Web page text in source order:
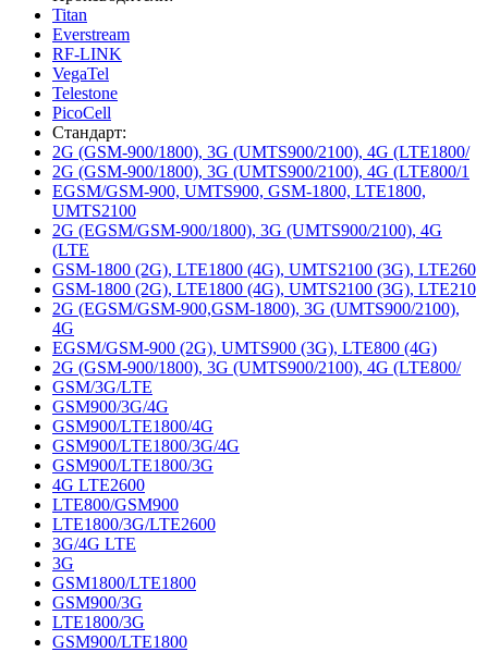
Titan
Everstream
RF-LINK
VegaTel
Telestone
PicoCell
Стандарт:
2G (GSM-900/1800), 3G (UMTS900/2100), 4G (LTE1800/
2G (GSM-900/1800), 3G (UMTS900/2100), 4G (LTE800/1
EGSM/GSM-900, UMTS900, GSM-1800, LTE1800,
UMTS2100
2G (EGSM/GSM-900/1800), 3G (UMTS900/2100), 4G
(LTE
GSM-1800 (2G), LTE1800 (4G), UMTS2100 (3G), LTE260
GSM-1800 (2G), LTE1800 (4G), UMTS2100 (3G), LTE210
2G (EGSM/GSM-900,GSM-1800), 3G (UMTS900/2100),
4G
EGSM/GSM-900 (2G), UMTS900 (3G), LTE800 (4G)
2G (GSM-900/1800), 3G (UMTS900/2100), 4G (LTE800/
GSM/3G/LTE
GSM900/3G/4G
GSM900/LTE1800/4G
GSM900/LTE1800/3G/4G
GSM900/LTE1800/3G
4G LTE2600
LTE800/GSM900
LTE1800/3G/LTE2600
3G/4G LTE
3G
GSM1800/LTE1800
GSM900/3G
LTE1800/3G
GSM900/LTE1800